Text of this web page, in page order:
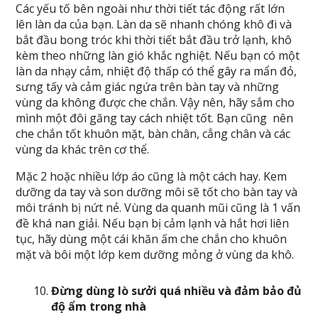
Các yếu tố bên ngoài như thời tiết tác động rất lớn
lên làn da của bạn. Làn da sẽ nhanh chóng khô đi và
bắt đầu bong tróc khi thời tiết bắt đầu trở lạnh, khô
kèm theo những làn gió khắc nghiệt. Nếu bạn có một
làn da nhạy cảm, nhiệt độ thấp có thể gây ra mẩn đỏ,
sưng tấy và cảm giác ngứa trên bàn tay và những
vùng da không được che chắn. Vậy nên, hãy sắm cho
mình một đôi găng tay cách nhiệt tốt. Bạn cũng nên
che chắn tốt khuôn mặt, bàn chân, cẳng chân và các
vùng da khác trên cơ thể.
Mặc 2 hoặc nhiều lớp áo cũng là một cách hay. Kem
dưỡng da tay và son dưỡng môi sẽ tốt cho bàn tay và
môi tránh bị nứt nẻ. Vùng da quanh mũi cũng là 1 vấn
đề khá nan giải. Nếu bạn bị cảm lạnh và hắt hơi liên
tục, hãy dùng một cái khăn ấm che chắn cho khuôn
mặt và bôi một lớp kem dưỡng mỏng ở vùng da khô.
Đừng dùng lò sưởi quá nhiều và đảm bảo đủ
độ ẩm trong nhà